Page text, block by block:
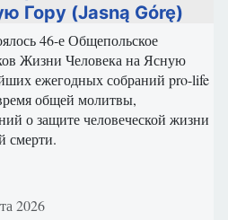
Гору (Jasną Górę)
46-е Общепольское
Жизни Человека на Ясную
ежегодных собраний pro-life
общей молитвы,
о защите человеческой жизни
смерти.
2026